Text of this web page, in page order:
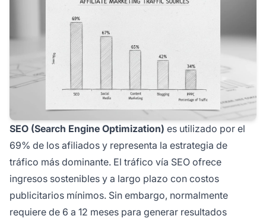
SEO (Search Engine Optimization) es utilizado por el
69% de los afiliados y representa la estrategia de
tráfico más dominante. El tráfico vía SEO ofrece
ingresos sostenibles y a largo plazo con costos
publicitarios mínimos. Sin embargo, normalmente
requiere de 6 a 12 meses para generar resultados